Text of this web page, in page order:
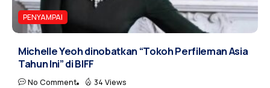
PENYAMPAI
Michelle Yeoh dinobatkan “Tokoh Perfileman Asia
Tahun Ini” di BIFF
No Comment 34 Views